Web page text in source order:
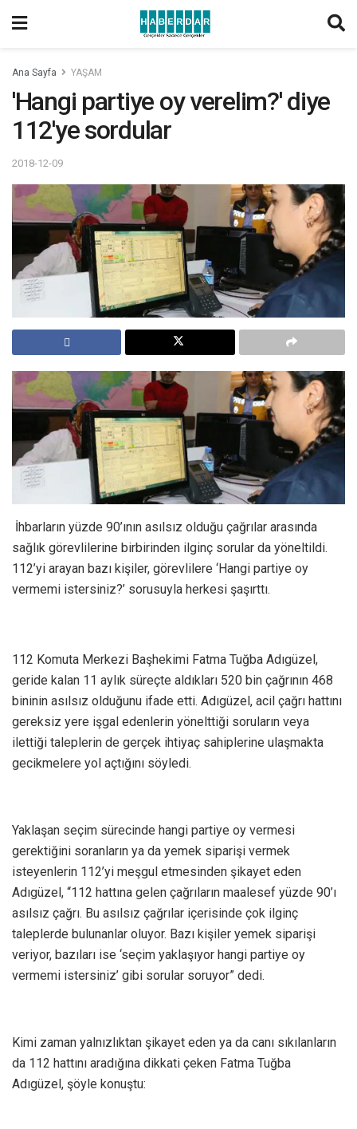
Ana Sayfa YAŞAM
'Hangi partiye oy verelim?' diye
112'ye sordular
2018-12-09
İhbarların yüzde 90’ının asılsız olduğu çağrılar arasında
sağlık görevlilerine birbirinden ilginç sorular da yöneltildi.
112’yi arayan bazı kişiler, görevlilere ‘Hangi partiye oy
vermemi istersiniz?’ sorusuyla herkesi şaşırttı.
112 Komuta Merkezi Başhekimi Fatma Tuğba Adıgüzel,
geride kalan 11 aylık süreçte aldıkları 520 bin çağrının 468
bininin asılsız olduğunu ifade etti. Adıgüzel, acil çağrı hattını
gereksiz yere işgal edenlerin yönelttiği soruların veya
ilettiği taleplerin de gerçek ihtiyaç sahiplerine ulaşmakta
gecikmelere yol açtığını söyledi.
Yaklaşan seçim sürecinde hangi partiye oy vermesi
gerektiğini soranların ya da yemek siparişi vermek
isteyenlerin 112’yi meşgul etmesinden şikayet eden
Adıgüzel, “112 hattına gelen çağrıların maalesef yüzde 90’ı
asılsız çağrı. Bu asılsız çağrılar içerisinde çok ilginç
taleplerde bulunanlar oluyor. Bazı kişiler yemek siparişi
veriyor, bazıları ise ‘seçim yaklaşıyor hangi partiye oy
vermemi istersiniz’ gibi sorular soruyor” dedi.
Kimi zaman yalnızlıktan şikayet eden ya da canı sıkılanların
da 112 hattını aradığına dikkati çeken Fatma Tuğba
Adıgüzel, şöyle konuştu: